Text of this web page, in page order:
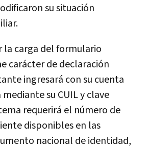
su situación
la carga del formulario
carácter de declaración
ingresará con su cuenta
su CUIL y clave
requerirá el número de
disponibles en las
nacional de identidad,